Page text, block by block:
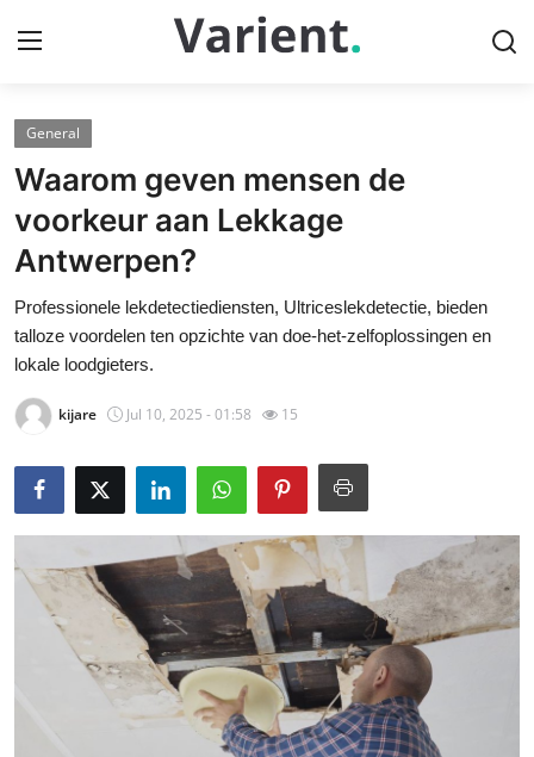
Home
Contact
Press Release
Travel
News Network
Submit Press Release
Guest Posting
Advertise with US
General
Waarom geven mensen de
voorkeur aan Lekkage
Antwerpen?
Professionele lekdetectiediensten, Ultriceslekdetectie, bieden
talloze voordelen ten opzichte van doe-het-zelfoplossingen en
lokale loodgieters.
kijare Jul 10, 2025 - 01:58 15